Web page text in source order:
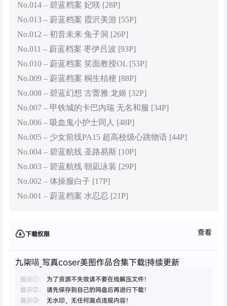
No.014 – 碧蓝档案 妃咲 [28P]
No.013 – 蔚蓝档案 霞沢美游 [55P]
No.012 – 初音未来 兔子洞 [26P]
No.011 – 蔚蓝档案 枣伊吕波 [93P]
No.010 – 蔚蓝档案 笑面教授OL [53P]
No.009 – 蔚蓝档案 桐生桔梗 [88P]
No.008 – 碧蓝幻想 古蕾雅 龙姬 [32P]
No.007 – 甲铁城的卡巴内瑞 无名和服 [34P]
No.006 – 吸血鬼小护士同人 [48P]
No.005 – 少女前线PA15 超高校级心跳物语 [44P]
No.004 – 碧蓝航线 圣路易斯 [10P]
No.003 – 碧蓝航线 朝凪泳装 [29P]
No.002 – 体操服白子 [17P]
No.001 – 蔚蓝档案 水忍忍 [21P]
下载权限 查看
九柒喵_写真coser美图作品合集下载|持续更新
提示①：
为了资源不失效请不要在线解压文件！
提示②：
请先保存到自己的网盘后再进行下载！
提示③：
无水印，无任何漏点违规内容！